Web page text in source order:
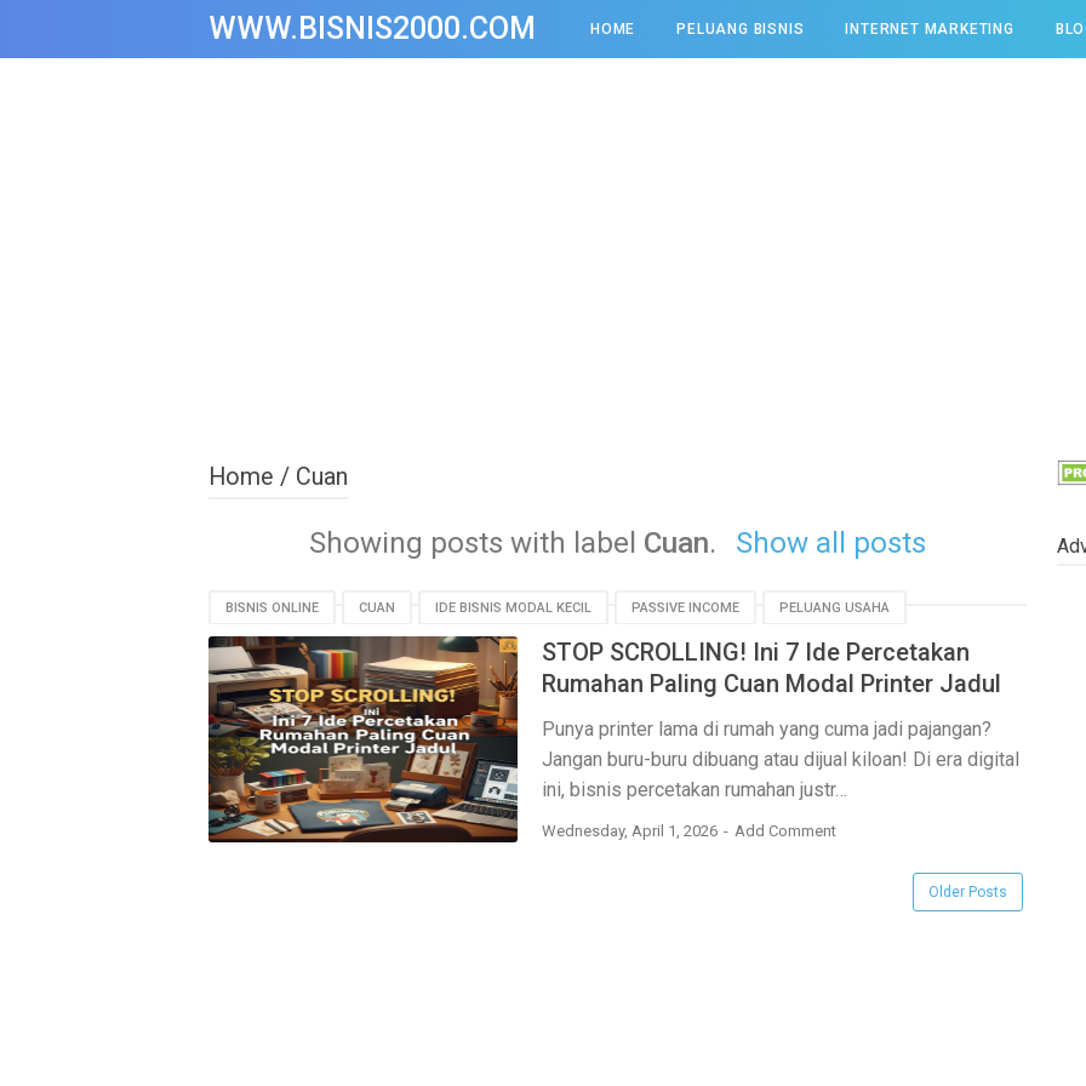
WWW.BISNIS2000.COM HOME PELUANG BISNIS INTERNET MARKETING
Home / Cuan
Showing posts with label Cuan. Show all posts
BISNIS ONLINE CUAN IDE BISNIS MODAL KECIL PASSIVE INCOME PELUANG USAHA
PERCETAKAN RUMAHAN PRINTER JADUL UMKM
STOP SCROLLING! Ini 7 Ide Percetakan
Rumahan Paling Cuan Modal Printer Jadul
Punya printer lama di rumah yang cuma jadi pajangan?
Jangan buru-buru dibuang atau dijual kiloan! Di era digital
ini, bisnis percetakan rumahan justr…
Wednesday, April 1, 2026 Add Comment
Older Posts